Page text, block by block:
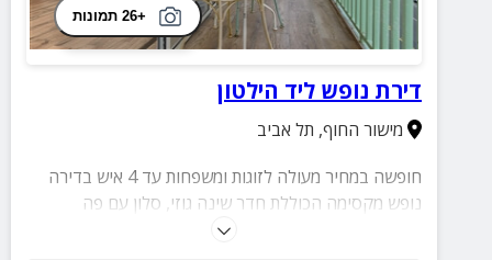
+26 תמונות
דירת נופש ליד הילטון
מישור החוף, תל אביב
חופשה במחיר מעולה לזוגות ומשפחות עד 4 איש בדירה
נופש מקסימה הכוללת חדר שינה גוזי, סלון עם פה
הנפתחת למיטה זוגית, מטבחון מאובזר ומרפסת שמש עם